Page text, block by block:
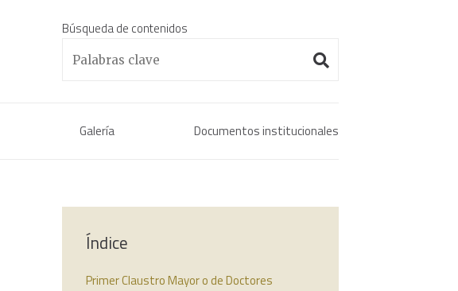
Búsqueda de contenidos
Galería Documentos institucionales
Índice
Primer Claustro Mayor o de Doctores